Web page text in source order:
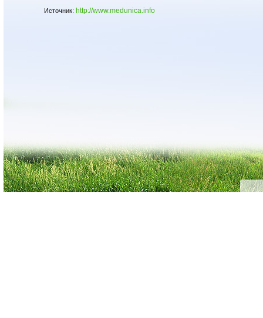
Источник: http://www.medunica.info